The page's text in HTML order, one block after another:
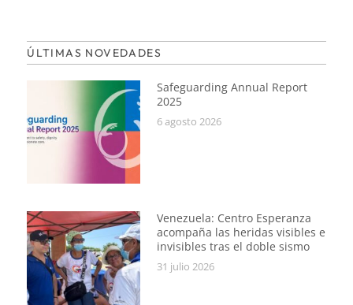
ÚLTIMAS NOVEDADES
Safeguarding Annual Report
2025
6 agosto 2026
Venezuela: Centro Esperanza
acompaña las heridas visibles e
invisibles tras el doble sismo
31 julio 2026